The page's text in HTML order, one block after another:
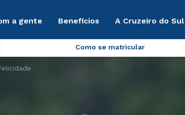
a gente Benefícios A Cruzeiro do
Como se matricular